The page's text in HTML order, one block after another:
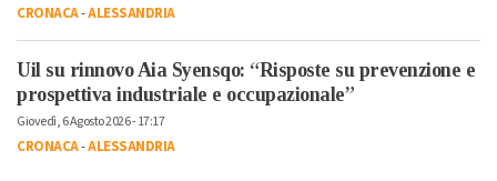
CRONACA-ALESSANDRIA
Uil su rinnovo Aia Syensqo: “Risposte su prevenzione e
prospettiva industriale e occupazionale”
Giovedì, 6 Agosto 2026 - 17:17
CRONACA-ALESSANDRIA